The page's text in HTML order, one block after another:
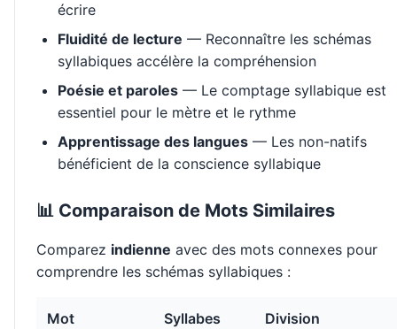
écrire
Fluidité de lecture — Reconnaître les schémas
syllabiques accélère la compréhension
Poésie et paroles — Le comptage syllabique est
essentiel pour le mètre et le rythme
Apprentissage des langues — Les non-natifs
bénéficient de la conscience syllabique
📊 Comparaison de Mots Similaires
Comparez indienne avec des mots connexes pour
comprendre les schémas syllabiques :
Mot Syllabes Division